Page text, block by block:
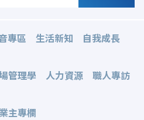
專區 生活新知 自我成長
管理學 人力資源 職人專訪
主專欄